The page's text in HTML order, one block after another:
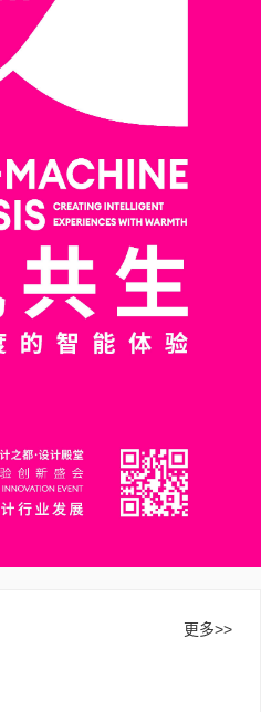
更多>>